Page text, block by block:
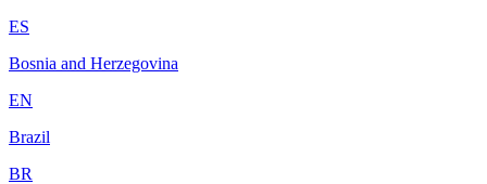
ES
Bosnia and Herzegovina
EN
Brazil
BR